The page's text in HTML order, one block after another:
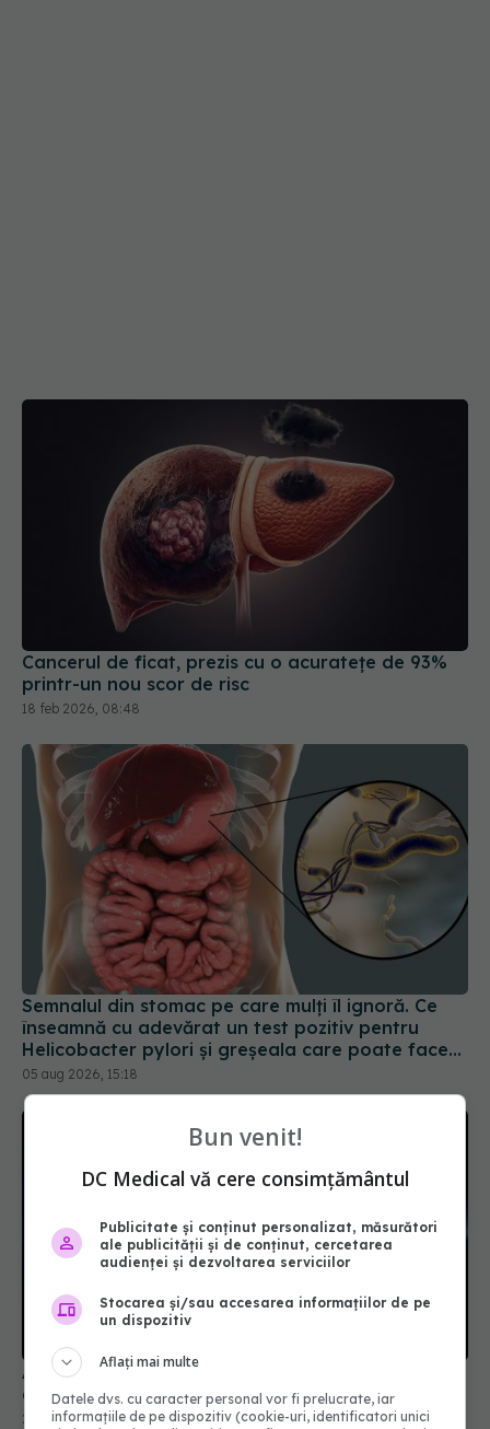
Cancerul de ficat, prezis cu o acuratețe de 93%
printr-un nou scor de risc
18 feb 2026, 08:48
Semnalul din stomac pe care mulți îl ignoră. Ce
înseamnă cu adevărat un test pozitiv pentru
Helicobacter pylori și greșeala care poate face
tratamentul mult mai dificil
05 aug 2026, 15:18
Alimentul care protejează colonul. Ce efect au
alimentele lactate asupra intestinului
27 apr 2026, 08:35
Bun venit!
DC Medical vă cere consimțământul
Publicitate și conținut personalizat, măsurători
ale publicității și de conținut, cercetarea
audienței și dezvoltarea serviciilor
Stocarea și/sau accesarea informațiilor de pe
un dispozitiv
Aflați mai multe
Datele dvs. cu caracter personal vor fi prelucrate, iar
informațiile de pe dispozitiv (cookie-uri, identificatori unici